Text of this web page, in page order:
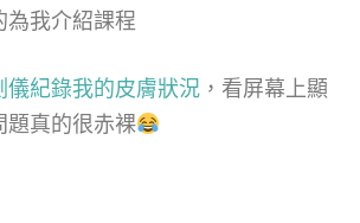
為我介紹課程
儀紀錄我的皮膚狀況 ，看屏幕上顯
題真的很赤裸